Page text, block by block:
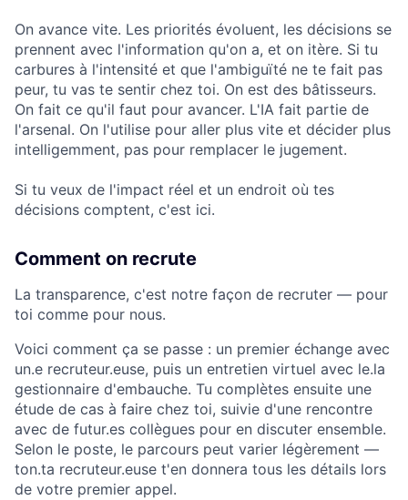
On avance vite. Les priorités évoluent, les décisions se
prennent avec l'information qu'on a, et on itère. Si tu
carbures à l'intensité et que l'ambiguïté ne te fait pas
peur, tu vas te sentir chez toi. On est des bâtisseurs.
On fait ce qu'il faut pour avancer. L'IA fait partie de
l'arsenal. On l'utilise pour aller plus vite et décider plus
intelligemment, pas pour remplacer le jugement.
Si tu veux de l'impact réel et un endroit où tes
décisions comptent, c'est ici.
Comment on recrute
La transparence, c'est notre façon de recruter — pour
toi comme pour nous.
Voici comment ça se passe : un premier échange avec
un.e recruteur.euse, puis un entretien virtuel avec le.la
gestionnaire d'embauche. Tu complètes ensuite une
étude de cas à faire chez toi, suivie d'une rencontre
avec de futur.es collègues pour en discuter ensemble.
Selon le poste, le parcours peut varier légèrement —
ton.ta recruteur.euse t'en donnera tous les détails lors
de votre premier appel.